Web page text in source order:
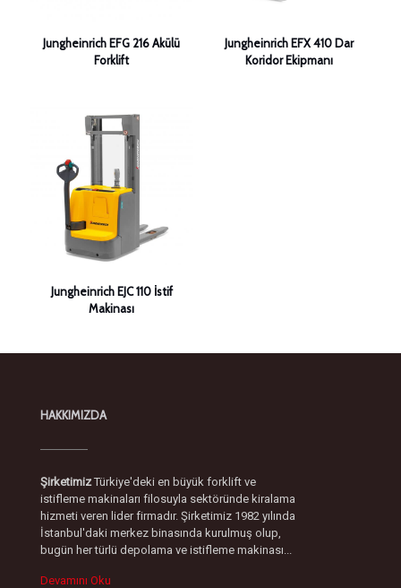
Jungheinrich EFG 216 Akülü
Forklift
Jungheinrich EFX 410 Dar
Koridor Ekipmanı
Jungheinrich EJC 110 İstif
Makinası
HAKKIMIZDA
Şirketimiz Türkiye'deki en büyük forklift ve
istifleme makinaları filosuyla sektöründe kiralama
hizmeti veren lider firmadır. Şirketimiz 1982 yılında
İstanbul'daki merkez binasında kurulmuş olup,
bugün her türlü depolama ve istifleme makinası...
Devamını Oku